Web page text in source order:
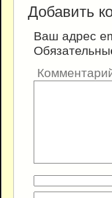
Добавить
Ваш адрес